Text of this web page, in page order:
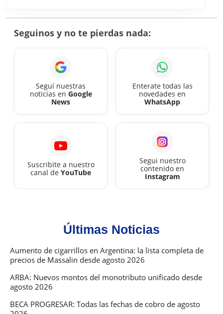
desde
agosto
Seguinos y no te pierdas nada:
Seguí nuestras
noticias en Google
News
Enterate todas las
novedades en
WhatsApp
Suscribite a nuestro
canal de YouTube
Segui nuestro
contenido en
Instagram
Últimas Noticias
Aumento de cigarrillos en Argentina: la lista completa de
precios de Massalin desde agosto 2026
ARBA: Nuevos montos del monotributo unificado desde
agosto 2026
BECA PROGRESAR: Todas las fechas de cobro de agosto